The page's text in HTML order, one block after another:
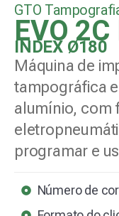
GTO
EVO
INDEX Ø180
Máquina de
tampográfica
alumínio, com
programar e
Número de